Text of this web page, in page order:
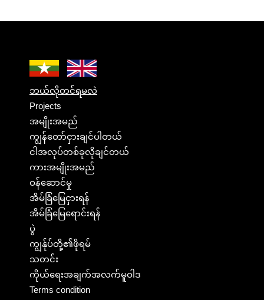
ဘယ်လိုတင်ရမလဲ
Projects
အမျိုးအမည်
ကျွန်တော်ငှားချင်ပါတယ်
ငါအလုပ်တစ်ခုလိုချင်တယ်
ကားအမျိုးအမည်
ဝန်ဆောင်မှု
အိမ်ခြံမြေငှားရန်
အိမ်ခြံမြေရောင်းရန်
ပွဲ
ကျွန်ုပ်တို့၏ဖိုရမ်
သတင်း
ကိုယ်ရေးအချက်အလက်မူဝါဒ
Terms condition